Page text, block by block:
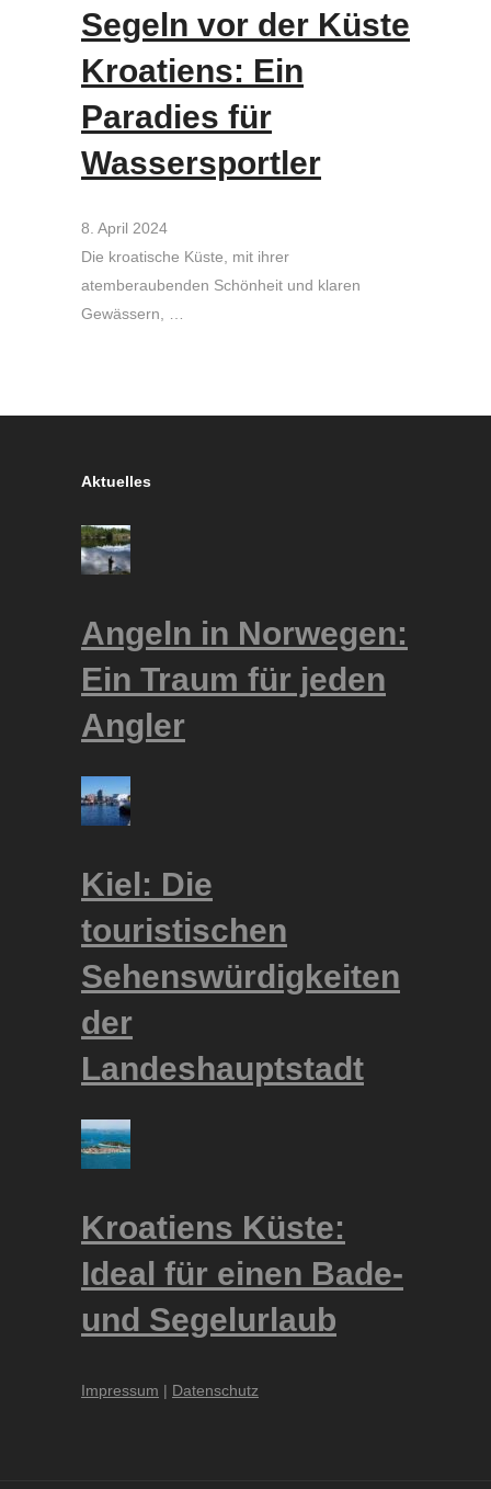
Segeln vor der Küste
Kroatiens: Ein
Paradies für
Wassersportler
8. April 2024
Die kroatische Küste, mit ihrer
atemberaubenden Schönheit und klaren
Gewässern, …
Aktuelles
Angeln in Norwegen:
Ein Traum für jeden
Angler
Kiel: Die
touristischen
Sehenswürdigkeiten
der
Landeshauptstadt
Kroatiens Küste:
Ideal für einen Bade-
und Segelurlaub
Impressum | Datenschutz